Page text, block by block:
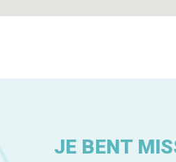
JE BENT